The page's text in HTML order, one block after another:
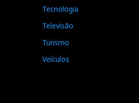
Tecnologia
Televisão
Turismo
Veículos